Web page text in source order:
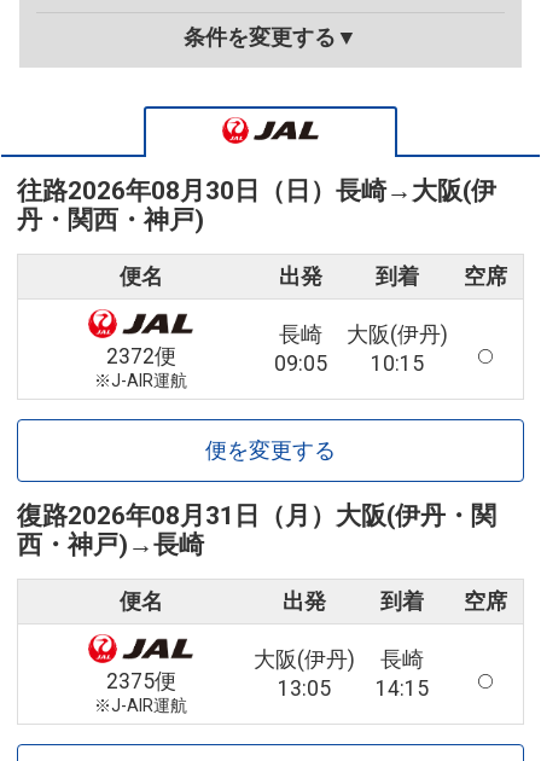
条件を変更する▼
往路2026年08月30日（日） 長崎→ 大阪(伊
丹・関西・神戸)
便名 出発 到着 空席
2372便
※J-AIR運航
長崎
09:05
大阪(伊丹)
10:15
便を変更する
復路2026年08月31日（月） 大阪(伊丹・関
西・神戸) →長崎
便名 出発 到着 空席
2375便
※J-AIR運航
大阪(伊丹)
13:05
長崎
14:15